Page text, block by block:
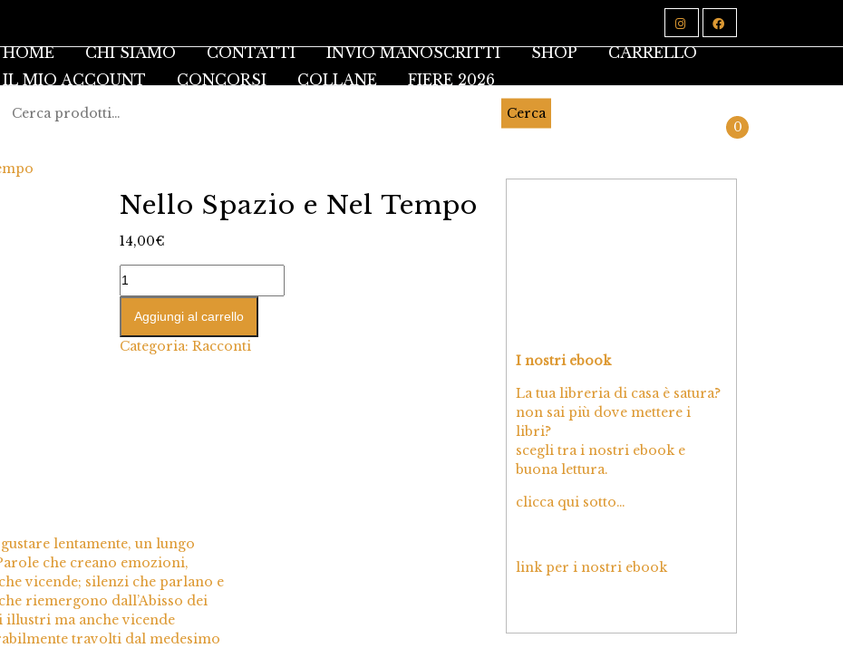
HOME CHI SIAMO CONTATTI INVIO MANOSCRITTI SHOP
CARRELLO
IL MIO ACCOUNT
CONCORSI COLLANE FIERE 2026
Cerca
0
Nello Spazio e Nel Tempo
14,00€
Aggiungi al carrello
Categoria: Racconti
lentamente, un lungo
che creano emozioni,
vicende; silenzi che parlano e
riemergono dall’Abisso dei
illustri ma anche vicende
travolti dal medesimo
I nostri ebook
La tua libreria di casa è satura?
non sai più dove mettere i
libri?
scegli tra i nostri ebook e
buona lettura.
clicca qui sotto…
link per i nostri ebook